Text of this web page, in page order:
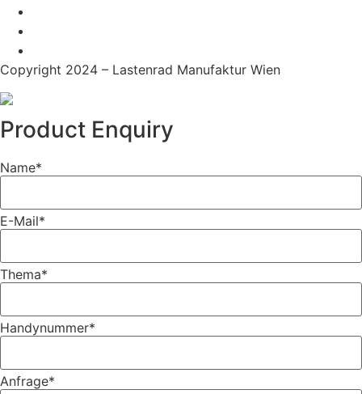
Copyright 2024 – Lastenrad Manufaktur Wien
Product Enquiry
Name*
E-Mail*
Thema*
Handynummer*
Anfrage*